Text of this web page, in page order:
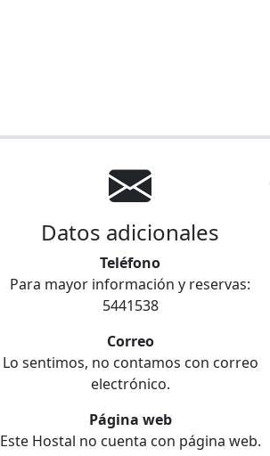
Datos adicionales
Teléfono
Para mayor información y reservas:
5441538
Correo
Lo sentimos, no contamos con correo
electrónico.
Página web
Este Hostal no cuenta con página web.